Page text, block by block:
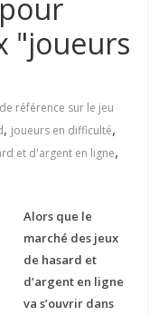
"joueurs
référence sur le jeu
, joueurs en difficulté,
et d'argent en ligne,
Alors que le
marché des jeux
de hasard et
d’argent en ligne
va s’ouvrir dans